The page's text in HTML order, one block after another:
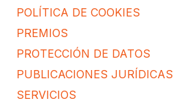
POLÍTICA DE COOKIES
PREMIOS
PROTECCIÓN DE DATOS
PUBLICACIONES JURÍDICAS
SERVICIOS